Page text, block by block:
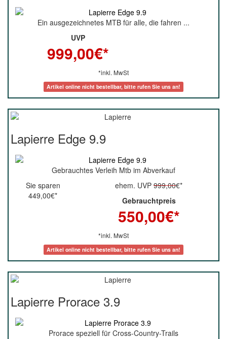
Ein ausgezeichnetes MTB für alle, die fahren ...
UVP
999,00€*
*inkl. MwSt
Artikel online nicht bestellbar, bitte rufen Sie uns an!
Lapierre Edge 9.9
Gebrauchtes Verleih Mtb im Abverkauf
Sie sparen
449,00€*
ehem. UVP 999,00€*
Gebrauchtpreis
550,00€*
*inkl. MwSt
Artikel online nicht bestellbar, bitte rufen Sie uns an!
Lapierre Prorace 3.9
Prorace speziell für Cross-Country-Trails